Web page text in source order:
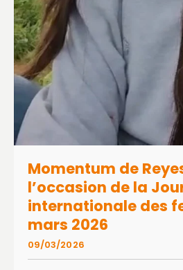
Momentum de
l’occasion de la
internationale des
mars 2026
09/03/2026